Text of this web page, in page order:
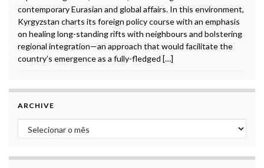
contemporary Eurasian and global affairs. In this environment,
Kyrgyzstan charts its foreign policy course with an emphasis
on healing long-standing rifts with neighbours and bolstering
regional integration—an approach that would facilitate the
country’s emergence as a fully-fledged […]
ARCHIVE
Archive